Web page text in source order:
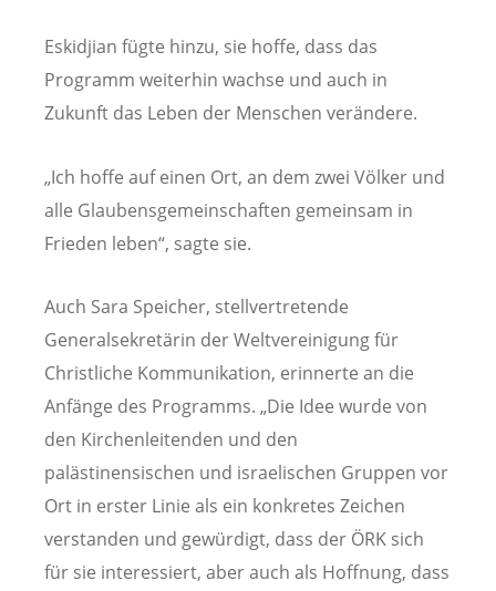
Eskidjian fügte hinzu, sie hoffe, dass das
Programm weiterhin wachse und auch in
Zukunft das Leben der Menschen verändere.
„Ich hoffe auf einen Ort, an dem zwei Völker und
alle Glaubensgemeinschaften gemeinsam in
Frieden leben“, sagte sie.
Auch Sara Speicher, stellvertretende
Generalsekretärin der Weltvereinigung für
Christliche Kommunikation, erinnerte an die
Anfänge des Programms. „Die Idee wurde von
den Kirchenleitenden und den
palästinensischen und israelischen Gruppen vor
Ort in erster Linie als ein konkretes Zeichen
verstanden und gewürdigt, dass der ÖRK sich
für sie interessiert, aber auch als Hoffnung, dass